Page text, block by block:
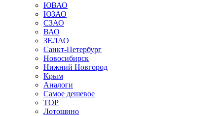
ЮВАО
ЮЗАО
СЗАО
ВАО
ЗЕЛАО
Санкт-Петербург
Новосибирск
Нижний Новгород
Крым
Аналоги
Самое дешевое
TOP
Лотошино